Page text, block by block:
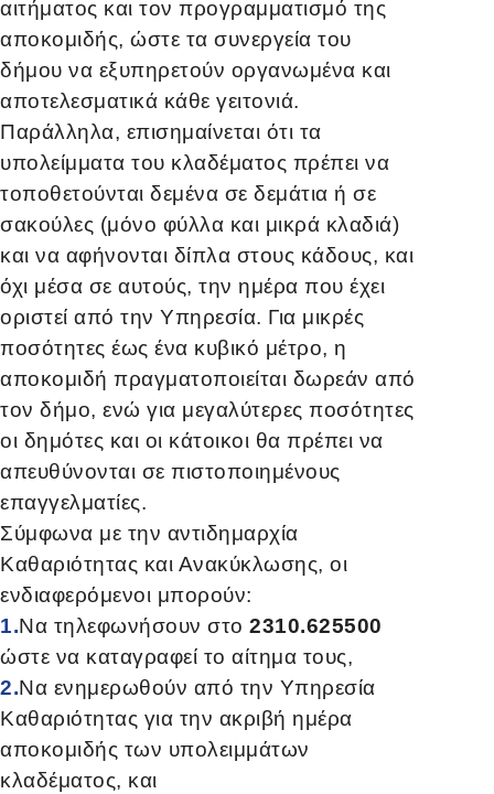
αιτήματος και τον προγραμματισμό της
αποκομιδής, ώστε τα συνεργεία του
δήμου να εξυπηρετούν οργανωμένα και
αποτελεσματικά κάθε γειτονιά.
Παράλληλα, επισημαίνεται ότι τα
υπολείμματα του κλαδέματος πρέπει να
τοποθετούνται δεμένα σε δεμάτια ή σε
σακούλες (μόνο φύλλα και μικρά κλαδιά)
και να αφήνονται δίπλα στους κάδους, και
όχι μέσα σε αυτούς, την ημέρα που έχει
οριστεί από την Υπηρεσία. Για μικρές
ποσότητες έως ένα κυβικό μέτρο, η
αποκομιδή πραγματοποιείται δωρεάν από
τον δήμο, ενώ για μεγαλύτερες ποσότητες
οι δημότες και οι κάτοικοι θα πρέπει να
απευθύνονται σε πιστοποιημένους
επαγγελματίες.
Σύμφωνα με την αντιδημαρχία
Καθαριότητας και Ανακύκλωσης, οι
ενδιαφερόμενοι μπορούν:
1.Να τηλεφωνήσουν στο 2310.625500
ώστε να καταγραφεί το αίτημα τους,
2.Να ενημερωθούν από την Υπηρεσία
Καθαριότητας για την ακριβή ημέρα
αποκομιδής των υπολειμμάτων
κλαδέματος, και